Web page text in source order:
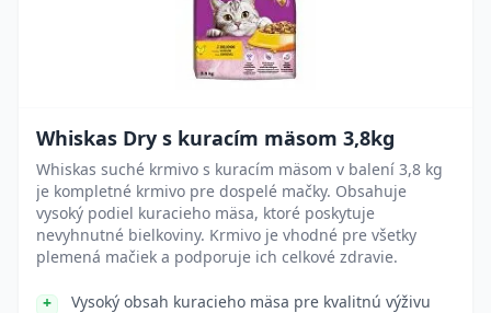
Whiskas Dry s kuracím mäsom 3,8kg
Whiskas suché krmivo s kuracím mäsom v balení 3,8 kg
je kompletné krmivo pre dospelé mačky. Obsahuje
vysoký podiel kuracieho mäsa, ktoré poskytuje
nevyhnutné bielkoviny. Krmivo je vhodné pre všetky
plemená mačiek a podporuje ich celkové zdravie.
Vysoký obsah kuracieho mäsa pre kvalitnú výživu